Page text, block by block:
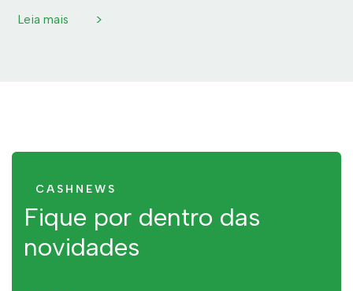
Leia mais >
CASHNEWS
Fique por dentro das
novidades